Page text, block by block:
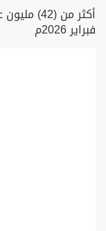
أكثر من
فبراير 2026م